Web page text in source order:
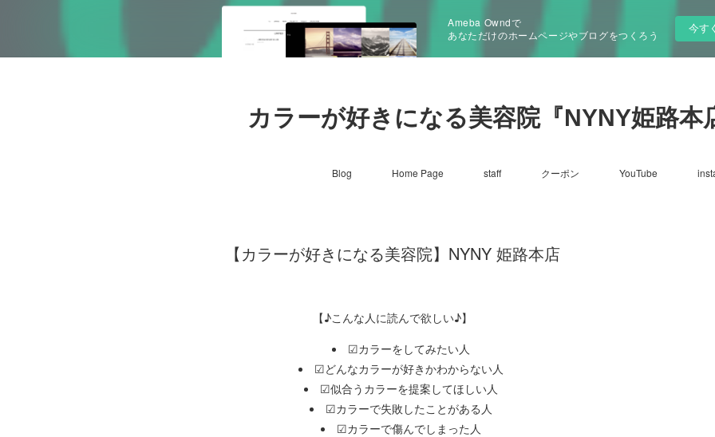
Ameba Owndで
あなただけのホームページやブログをつくろう
今す
カラーが好きになる美容院『NYNY姫路本
Blog Home Page staff クーポン YouTube
【カラーが好きになる美容院】NYNY 姫路本店
【♪こんな人に読んで欲しい♪】
☑カラーをしてみたい人
☑どんなカラーが好きかわからない人
☑似合うカラーを提案してほしい人
☑カラーで失敗したことがある人
☑カラーで傷んでしまった人